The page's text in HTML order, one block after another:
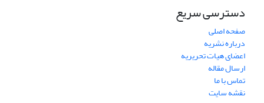
دسترسی سریع
صفحه اصلی
درباره نشریه
اعضای هیات تحریریه
ارسال مقاله
تماس با ما
نقشه سایت